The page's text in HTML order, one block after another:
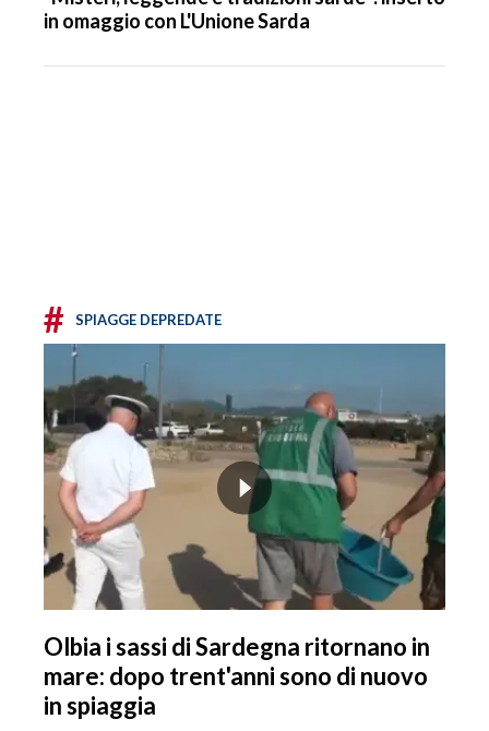
in omaggio con L'Unione Sarda
# SPIAGGE DEPREDATE
Olbia i sassi di Sardegna ritornano in
mare: dopo trent'anni sono di nuovo
in spiaggia